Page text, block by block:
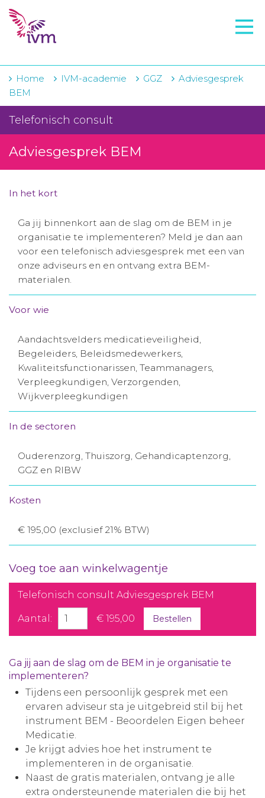
VMI
IVM-academie
Zorginstellingen
Voorschrijfgedrag
Projecten
Contact
Winkelwagentje
Aanmelden nieuwsbrief
Toegang leeromgeving
Home IVM-academie GGZ
Adviesgesprek
BEM
Telefonisch consult
Adviesgesprek BEM
In het kort
Ga jij binnenkort aan de slag om de BEM in je
organisatie te implementeren? Meld je dan aan
voor een telefonisch adviesgesprek met een van
onze adviseurs en en ontvang extra BEM-
materialen.
Voor wie
Aandachtsvelders medicatieveiligheid,
Begeleiders, Beleidsmedewerkers,
Kwaliteitsfunctionarissen, Teammanagers,
Verpleegkundigen, Verzorgenden,
Wijkverpleegkundigen
In de sectoren
Ouderenzorg, Thuiszorg, Gehandicaptenzorg,
GGZ en RIBW
Kosten
€ 195,00 (exclusief 21% BTW)
Voeg toe aan winkelwagentje
Telefonisch consult Adviesgesprek BEM
Aantal: € 195,00 Bestellen
Ga jij aan de slag om de BEM in je organisatie te
implementeren?
Tijdens een persoonlijk gesprek met een
ervaren adviseur sta je uitgebreid stil bij het
instrument BEM - Beoordelen Eigen beheer
Medicatie.
Je krijgt advies hoe het instrument te
implementeren in de organisatie.
Naast de gratis materialen, ontvang je alle
extra ondersteunende materialen die bij het